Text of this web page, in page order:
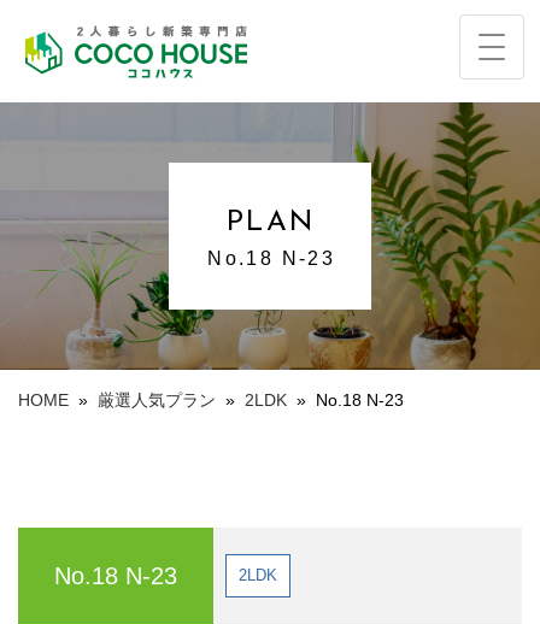
PLAN
No.18 N-23
HOME » 厳選人気プラン » 2LDK » No.18 N-23
No.18 N-23 2LDK